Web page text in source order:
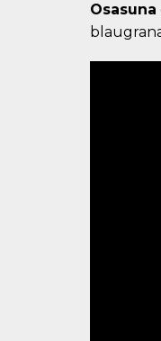
Osasuna